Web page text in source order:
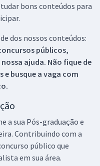
bons conteúdos para
dos nossos conteúdos:
públicos,
ajuda. Não fique de
e busque a vaga com
a sua Pós-graduação e
Contribuindo com a
público que
em sua área.